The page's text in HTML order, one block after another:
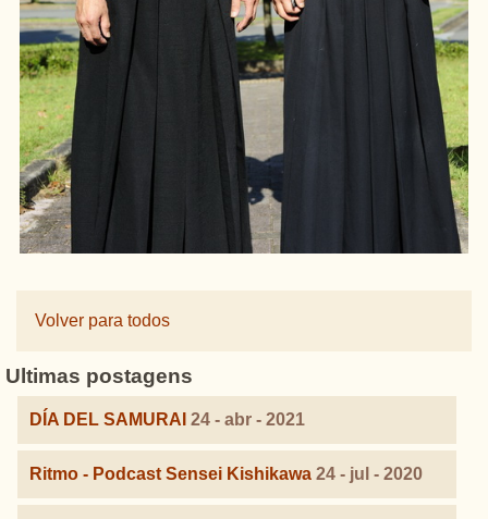
Volver para todos
Ultimas postagens
DÍA DEL SAMURAI 24 - abr - 2021
Ritmo - Podcast Sensei Kishikawa 24 - jul - 2020